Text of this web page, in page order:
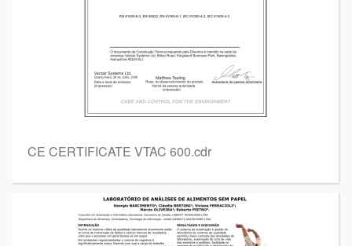
CE CERTIFICATE VTAC 600.cdr